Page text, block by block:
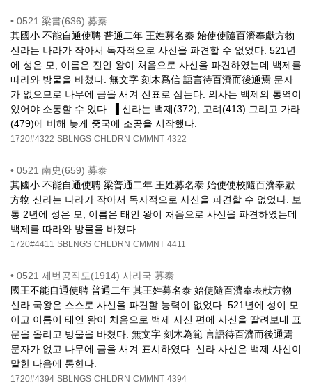
• 0521 梁書(636) 募秦
其國小 不能自通使聘 普通二年 王姓募名秦 始使使隨百濟奉獻方物
신라는 나라가 작아서 독자적으로 사신을 파견할 수 없었다. 521년
에 성은 모, 이름은 진인 왕이 처음으로 사신을 파견하였는데 백제를
따라와 방물을 바쳤다. 無文字 刻木爲信 語言待百濟而後通焉 문자
가 없으므로 나무에 금을 새겨 신표로 삼는다. 의사는 백제의 통역이
있어야 소통할 수 있다. ▐ 신라는 백제(372), 고려(413) 그리고 가라
(479)에 비해 늦게 중국에 조공을 시작했다.
1720#4322 SBLNGS CHLDRN CMMNT 4322
• 0521 南史(659) 募泰
其國小 不能自通使聘 梁普通二年 王姓募名泰 始使使校隨百濟奉獻
方物 신라는 나라가 작아서 독자적으로 사신을 파견할 수 없었다. 보
통 2년에 성은 모, 이름은 태인 왕이 처음으로 사신을 파견하였는데
백제를 따라와 방물을 바쳤다.
1720#4411 SBLNGS CHLDRN CMMNT 4411
• 0521 제번공직도(1914) 사라국 募泰
國王不能自通使聘 普通二年 其王姓募名泰 始使隨百濟奉表献方物
신라 국왕은 스스로 사신을 파견할 능력이 없었다. 521년에 성이 모
이고 이름이 태인 왕이 처음으로 백제 사신 편에 사신을 딸려보내 표
문을 올리고 방물을 바쳤다. 無文字 刻木為範 言語待百濟而後通焉
문자가 없고 나무에 금을 새겨 표시하였다. 신라 사신은 백제 사신이
말한 다음에 통한다.
1720#4394 SBLNGS CHLDRN CMMNT 4394